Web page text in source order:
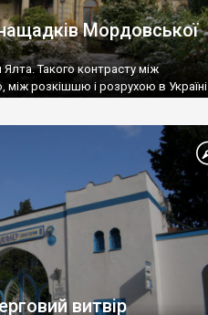
Мордовської
Такого контрасту між
між розкішшю і розрухою в Україні
витвір